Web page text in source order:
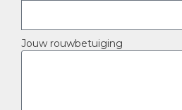
Jouw rouwbetuiging